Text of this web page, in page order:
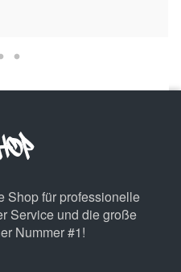
Shop für professionelle
Service und die große
Nummer #1!